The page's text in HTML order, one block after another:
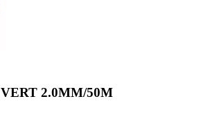
2.0MM/50M